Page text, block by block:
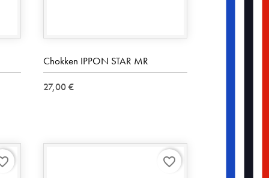
Chokken IPPON STAR MR
27,00 €
favorite_border